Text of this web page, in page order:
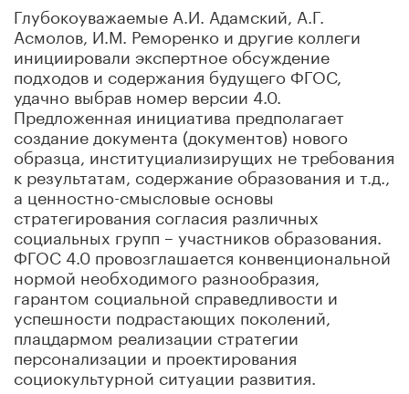
Глубокоуважаемые А.И. Адамский, А.Г.
Асмолов, И.М. Реморенко и другие коллеги
инициировали экспертное обсуждение
подходов и содержания будущего ФГОС,
удачно выбрав номер версии 4.0.
Предложенная инициатива предполагает
создание документа (документов) нового
образца, институциализирущих не требования
к результатам, содержание образования и т.д.,
а ценностно-смысловые основы
стратегирования согласия различных
социальных групп – участников образования.
ФГОС 4.0 провозглашается конвенциональной
нормой необходимого разнообразия,
гарантом социальной справедливости и
успешности подрастающих поколений,
плацдармом реализации стратегии
персонализации и проектирования
социокультурной ситуации развития.